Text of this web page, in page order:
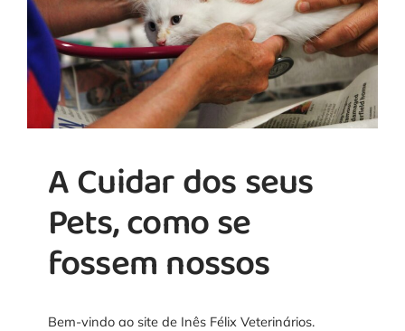
A Cuidar dos seus
Pets, como se
fossem nossos
Bem-vindo ao site de Inês Félix Veterinários.